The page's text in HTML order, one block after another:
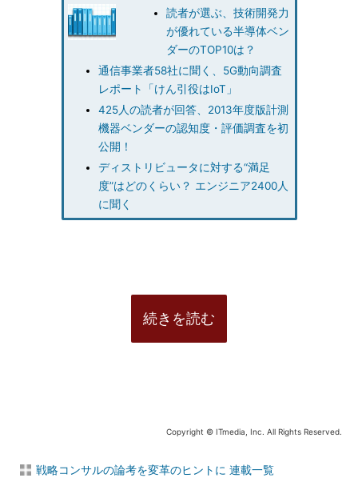
読者が選ぶ、技術開発力
が優れている半導体ベン
ダーのTOP10は？
通信事業者58社に聞く、5G動向調査
レポート「けん引役はIoT」
425人の読者が回答、2013年度版計測
機器ベンダーの認知度・評価調査を初
公開！
ディストリビュータに対する“満足
度”はどのくらい？ エンジニア2400人
に聞く
続きを読む
Copyright © ITmedia, Inc. All Rights Reserved.
戦略コンサルの論考を変革のヒントに 連載一覧